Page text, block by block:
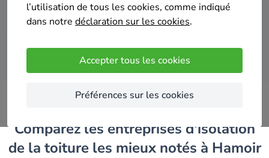
l’utilisation de tous les cookies, comme indiqué
dans notre déclaration sur les cookies.
Accepter tous les cookies
Préférences sur les cookies
Comparer des devis
Comparez les entreprises d'isolation
de la toiture les mieux notés à Hamoir